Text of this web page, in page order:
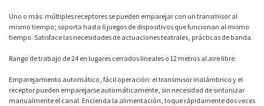
Uno o más: múltiples receptores se pueden emparejar con un transmisor al
mismo tiempo; soporta hasta 6 juegos de dispositivos que funcionan al mismo
tiempo. Satisface las necesidades de actuaciones teatrales, prácticas de banda.
Rango de trabajo de 24 en lugares cerrados lineales o 12 metros al aire libre.
Emparejamiento automático, fácil operación: el transmisor inalámbrico y el
receptor pueden emparejarse automáticamente, sin necesidad de sintonizar
manualmente el canal. Encienda la alimentación, toque rápidamente dos veces